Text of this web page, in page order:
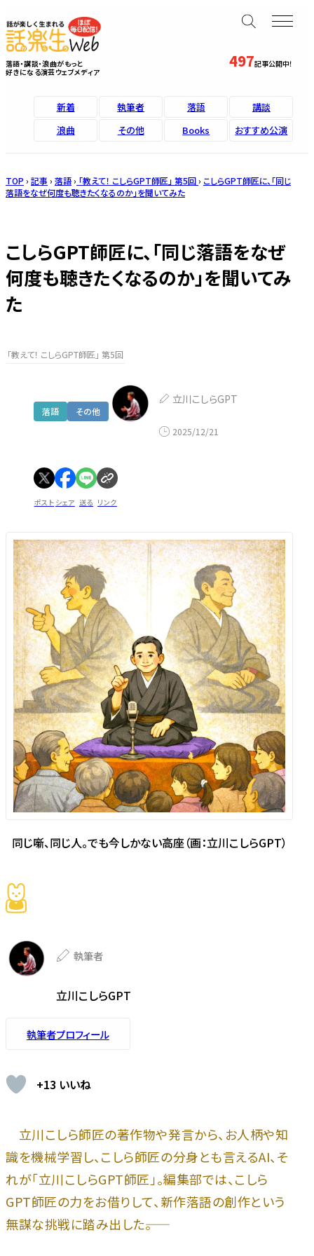
497記事公開中！
落語・講談・浪曲がもっと
好きになる演芸ウェブメディア
新着 執筆者 落語
講談
浪曲
その他 Books おすすめ公演
TOP › 記事 › 落語› 「教えて！ こしらGPT師匠」 第5回› こしらGPT師匠に、「同じ
落語をなぜ何度も聴きたくなるのか」を聞いてみた
こしらGPT師匠に、「同じ落語をなぜ
何度も聴きたくなるのか」を聞いてみ
た
「教えて！ こしらGPT師匠」 第5回
落語 その他
立川こしらGPT
2025/12/21
ポスト シェア 送る リンク
同じ噺、同じ人。でも今しかない高座（画：立川こしらGPT）
執筆者
立川こしらGPT
執筆者プロフィール
+13 いいね
立川こしら師匠の著作物や発言から、お人柄や知
識を機械学習し、こしら師匠の分身とも言えるAI、そ
れが「立川こしらGPT師匠」。編集部では、こしら
GPT師匠の力をお借りして、新作落語の創作という
無謀な挑戦に踏み出した――。